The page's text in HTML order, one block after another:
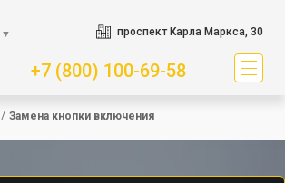
▼ проспект Карла Маркса, 30
+7 (800) 100-69-58
/ Замена кнопки включения